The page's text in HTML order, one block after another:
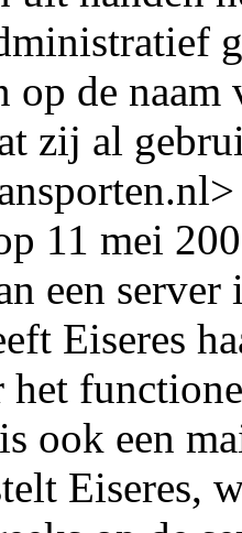
op de naam
zij al
11 mei
een
Eiseres
het
ook een
Eiseres,